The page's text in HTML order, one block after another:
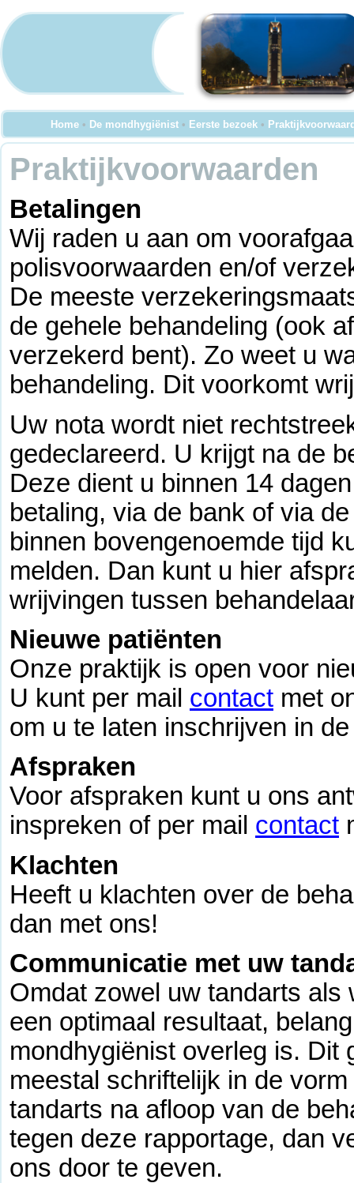
Home • De mondhygiënist • Eerste bezoek •
Praktijkvoorwaarden
Betalingen
Wij raden u aan om
polisvoorwaarden en/of
De meeste
de gehele behandeling (ook
verzekerd bent). Zo weet u
behandeling. Dit voorkomt
Uw nota wordt niet
gedeclareerd. U krijgt na de
Deze dient u binnen 14
betaling, via de bank of via
binnen bovengenoemde tijd
melden. Dan kunt u hier
wrijvingen tussen
Nieuwe patiënten
Onze praktijk is open voor
U kunt per mail contact met
om u te laten inschrijven in
Afspraken
Voor afspraken kunt u ons
inspreken of per mail contact
Klachten
Heeft u klachten over de
dan met ons!
Communicatie met uw
Omdat zowel uw tandarts
een optimaal resultaat,
mondhygiënist overleg is. Dit
meestal schriftelijk in de
tandarts na afloop van de
tegen deze rapportage, dan
ons door te geven.